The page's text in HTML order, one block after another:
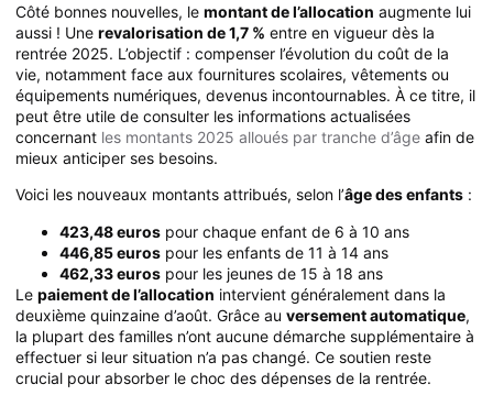
Côté bonnes nouvelles, le montant de l’allocation augmente lui
aussi ! Une revalorisation de 1,7 % entre en vigueur dès la
rentrée 2025. L’objectif : compenser l’évolution du coût de la
vie, notamment face aux fournitures scolaires, vêtements ou
équipements numériques, devenus incontournables. À ce titre, il
peut être utile de consulter les informations actualisées
concernant les montants 2025 alloués par tranche d’âge afin de
mieux anticiper ses besoins.
Voici les nouveaux montants attribués, selon l’âge des enfants :
423,48 euros pour chaque enfant de 6 à 10 ans
446,85 euros pour les enfants de 11 à 14 ans
462,33 euros pour les jeunes de 15 à 18 ans
Le paiement de l’allocation intervient généralement dans la
deuxième quinzaine d’août. Grâce au versement automatique,
la plupart des familles n’ont aucune démarche supplémentaire à
effectuer si leur situation n’a pas changé. Ce soutien reste
crucial pour absorber le choc des dépenses de la rentrée.